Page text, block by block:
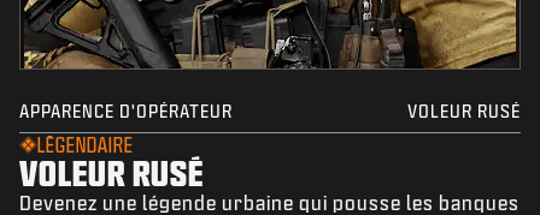
APPARENCE D'OPÉRATEUR VOLEUR RUSÉ
LÉGENDAIRE
VOLEUR RUSÉ
Devenez une légende urbaine qui pousse les banques